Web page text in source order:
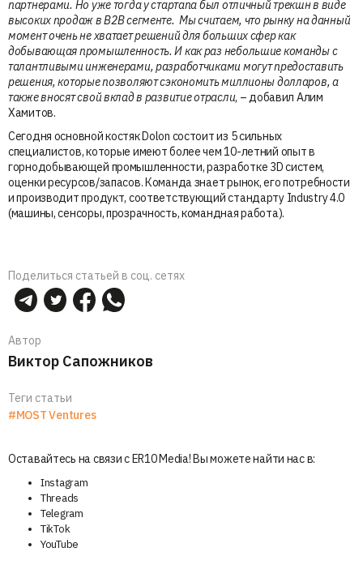
партнерами. Но уже тогда у стартапа был отличный трекшн в виде
высоких продаж в B2B сегменте. Мы считаем, что рынку на данный
момент очень не хватает решений для больших сфер как
добывающая промышленность. И как раз небольшие команды с
талантливыми инженерами, разработчиками могут предоставить
решения, которые позволяют сэкономить миллионы долларов, а
также вносят свой вклад в развитие отрасли, – добавил Алим
Хамитов.
Сегодня основной костяк Dolon состоит из 5 сильных
специалистов, которые имеют более чем 10-летний опыт в
горнодобывающей промышленности, разработке 3D систем,
оценки ресурсов/запасов. Команда знает рынок, его потребности
и производит продукт, соответствующий стандарту Industry 4.0
(машины, сенсоры, прозрачность, командная работа).
Поделиться статьей в соц. сетях
Автор
Виктор Сапожников
Теги статьи
#MOST Ventures
Оставайтесь на связи с ER10 Media! Вы можете найти нас в:
Instagram
Threads
Telegram
TikTok
YouTube